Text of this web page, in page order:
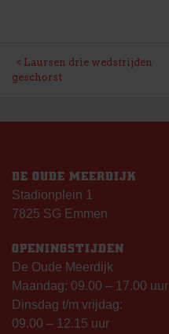
BERICHT
Laursen drie wedstrijden
geschorst
DE OUDE MEERDIJK
Stadionplein 1
7825 SG Emmen
OPENINGSTIJDEN
De Oude Meerdijk
Maandag: 09.00 – 17.00 uur
Dinsdag t/m vrijdag:
09.00 – 12.15 uur